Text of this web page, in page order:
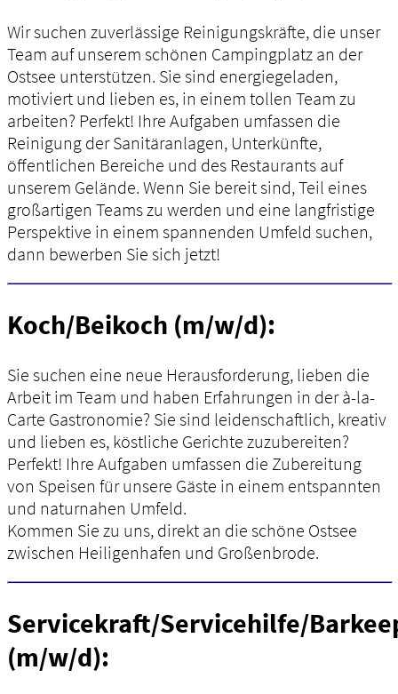
Wir suchen zuverlässige Reinigungskräfte, die unser
Team auf unserem schönen Campingplatz an der
Ostsee unterstützen. Sie sind energiegeladen,
motiviert und lieben es, in einem tollen Team zu
arbeiten? Perfekt! Ihre Aufgaben umfassen die
Reinigung der Sanitäranlagen, Unterkünfte,
öffentlichen Bereiche und des Restaurants auf
unserem Gelände. Wenn Sie bereit sind, Teil eines
großartigen Teams zu werden und eine langfristige
Perspektive in einem spannenden Umfeld suchen,
dann bewerben Sie sich jetzt!
Koch/Beikoch (m/w/d):
Sie suchen eine neue Herausforderung, lieben die
Arbeit im Team und haben Erfahrungen in der à-la-
Carte Gastronomie? Sie sind leidenschaftlich, kreativ
und lieben es, köstliche Gerichte zuzubereiten?
Perfekt! Ihre Aufgaben umfassen die Zubereitung
von Speisen für unsere Gäste in einem entspannten
und naturnahen Umfeld.
Kommen Sie zu uns, direkt an die schöne Ostsee
zwischen Heiligenhafen und Großenbrode.
Servicekraft/Servicehilfe/
(m/w/d):